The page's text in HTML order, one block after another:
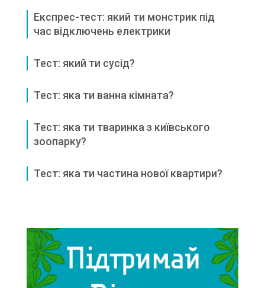
Експрес-тест: який ти монстрик під
час відключень електрики
Тест: який ти сусід?
Тест: яка ти ванна кімната?
Тест: яка ти тваринка з київського
зоопарку?
Тест: яка ти частина нової квартири?